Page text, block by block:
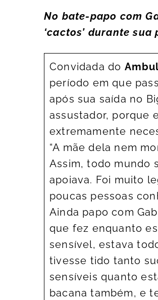
No bate-papo com
‘cactos’ durante
Convidada do
período em que
após sua saída no
assustador, porque
extremamente
“A mãe dela nem
Assim, todo mundo
apoiava. Foi muito
poucas pessoas
Ainda papo com
que fez enquanto
sensível, estava
tivesse tido tanto
sensíveis quanto
bacana também, e